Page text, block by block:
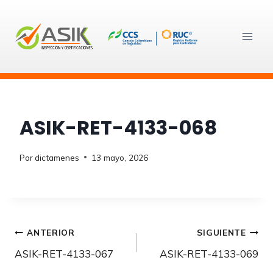
contenido
ASIK-RET-4133-068
Pordictamenes 13 mayo, 2026
Navegación
de
ANTERIOR
ASIK-RET-4133-067
SIGUIENTE
ASIK-RET-4133-069